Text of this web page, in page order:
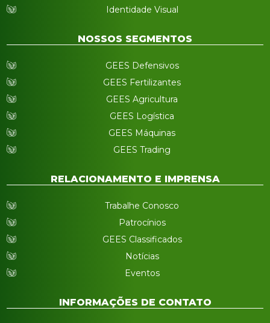
Identidade Visual
NOSSOS SEGMENTOS
GEES Defensivos
GEES Fertilizantes
GEES Agricultura
GEES Logística
GEES Máquinas
GEES Trading
RELACIONAMENTO E IMPRENSA
Trabalhe Conosco
Patrocínios
GEES Classificados
Notícias
Eventos
INFORMAÇÕES DE CONTATO